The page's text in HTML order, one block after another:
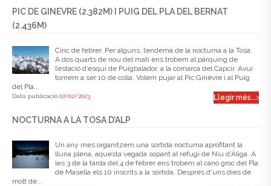
PIC DE GINEVRE (2.382M) I PUIG DEL PLA DEL BERNAT
(2.436M)
Cinc de febrer. Per alguns, l’endemà de la nocturna a la Tosa.
A dos quarts de nou del matí ens trobem al pàrquing de
l’estació d’esquí de Puigbalador, a la comarca del Capcir. Avui
tornem a ser 10 de colla. Volem pujar al Pic Ginèvre i al Puig
del Pla...
Data publicació 07/02/2023 Llegir més...
NOCTURNA A LA TOSA D’ALP
Un any mes organitzem una sortida nocturna aprofitant la
lluna plena, aquesta vegada sopant al refugi de Niu d’Àliga. A
les 3 de la tarda del 4 de febrer ens trobem al canó groc del Pla
de Masella els 10 inscrits a la sortida. Desprès d'uns dies de
molt de...